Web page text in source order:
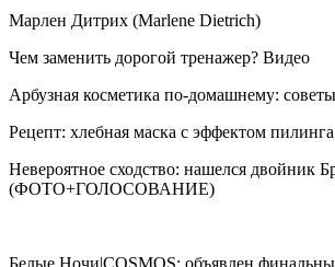
Марлен Дитрих (Marlene Dietrich)
Чем заменить дорогой тренажер? Видео
Арбузная косметика по-домашнему:
Рецепт: хлебная маска с эффектом пилинга
Невероятное сходство: нашелся двойник
(ФОТО+ГОЛОСОВАНИЕ)
Белые Ночи|COSMOS: объявлен